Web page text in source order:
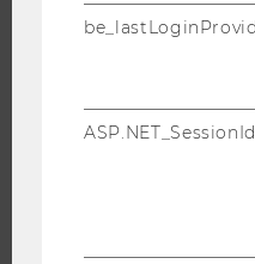
INTERNATIONALE UND
ANGEBOTE FÜR SCHULEN
STUDENT CLUBS
ASP.NET_SessionId